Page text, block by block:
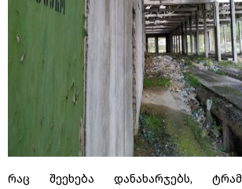
რაც შეეხება დანახარჯებს,